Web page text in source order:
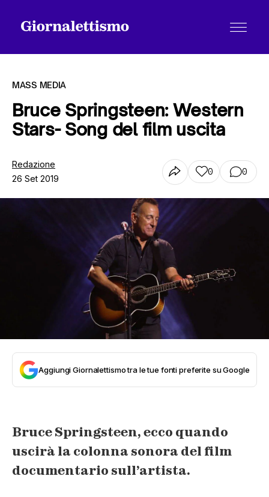
Tutti gli articoli
Chi siamo
MASS MEDIA
Bruce Springsteen: Western
Stars- Song del film uscita
Redazione
26 Set 2019
0 0
Aggiungi Giornalettismo tra le tue fonti preferite su Google
Bruce Springsteen, ecco quando
uscirà la colonna sonora del film
documentario sull’artista.